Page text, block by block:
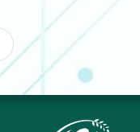
94-